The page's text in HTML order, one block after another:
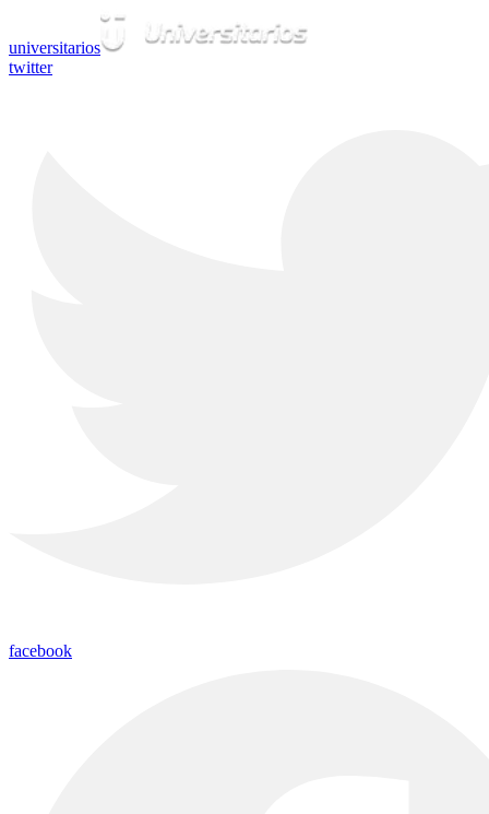
universitarios
twitter
facebook